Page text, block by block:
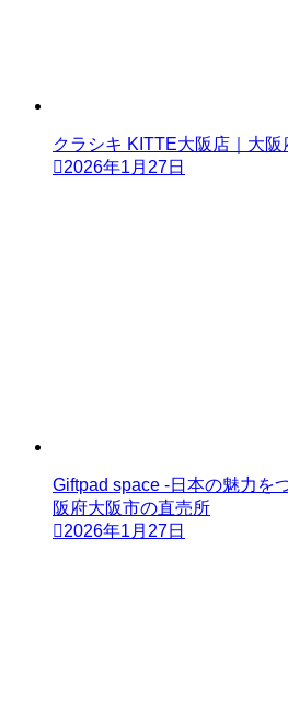
クラシキ KITTE大阪店｜大
2026年1月27日
Giftpad space -日本の魅力を
阪府大阪市の直売所
2026年1月27日